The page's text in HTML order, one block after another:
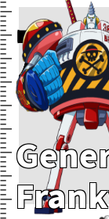
フランキ
Add To Cart